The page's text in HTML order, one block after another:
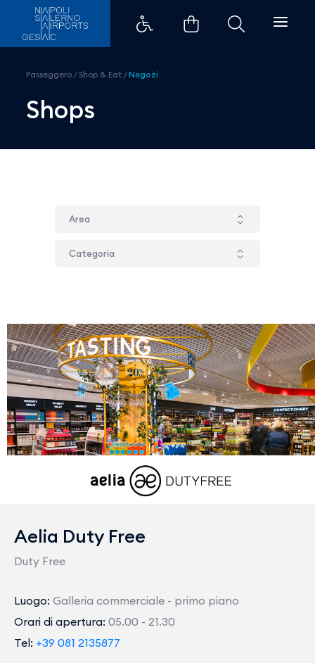
Aelia Duty Free - Aeroporti di
Passeggero / Shop & Eat /Negozi
Shops
Aelia Duty Free
Duty Free
Luogo: Galleria commerciale - primo piano
Orari di apertura: 05.00 - 21.30
Tel: +39 081 2135877